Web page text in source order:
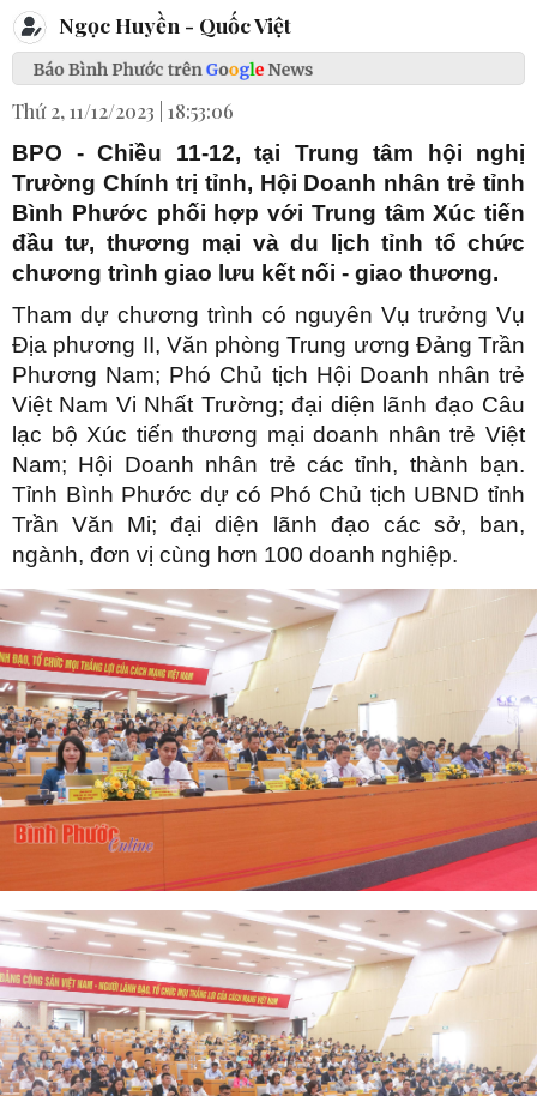
Ngọc Huyền - Quốc Việt
Thứ 2, 11/12/2023 | 18:53:06
BPO - Chiều 11-12, tại Trung tâm hội nghị
Trường Chính trị tỉnh, Hội Doanh nhân trẻ tỉnh
Bình Phước phối hợp với Trung tâm Xúc tiến
đầu tư, thương mại và du lịch tỉnh tổ chức
chương trình giao lưu kết nối - giao thương.
Tham dự chương trình có nguyên Vụ trưởng Vụ
Địa phương II, Văn phòng Trung ương Đảng Trần
Phương Nam; Phó Chủ tịch Hội Doanh nhân trẻ
Việt Nam Vi Nhất Trường; đại diện lãnh đạo Câu
lạc bộ Xúc tiến thương mại doanh nhân trẻ Việt
Nam; Hội Doanh nhân trẻ các tỉnh, thành bạn.
Tỉnh Bình Phước dự có Phó Chủ tịch UBND tỉnh
Trần Văn Mi; đại diện lãnh đạo các sở, ban,
ngành, đơn vị cùng hơn 100 doanh nghiệp.